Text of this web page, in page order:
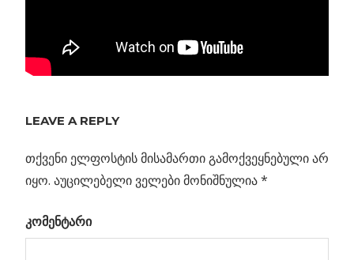
ნავიგაცია
Previous
არესიბოს
ჩამოიშალა
LEAVE A REPLY
თქვენი ელფოსტის მისამართი გამოქვეყნებული არ
იყო. აუცილებელი ველები მონიშნულია*
კომენტარი